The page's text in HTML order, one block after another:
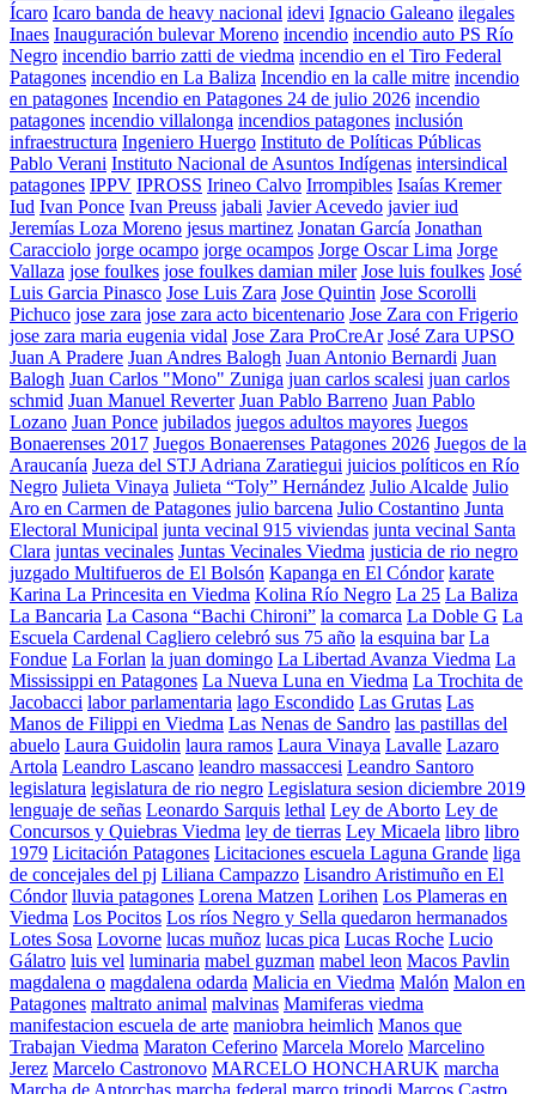
Ícaro Icaro banda de heavy nacional idevi Ignacio Galeano ilegales
Inaes Inauguración bulevar Moreno incendio incendio auto PS Río
Negro incendio barrio zatti de viedma incendio en el Tiro Federal
Patagones incendio en La Baliza Incendio en la calle mitre incendio
en patagones Incendio en Patagones 24 de julio 2026 incendio
patagones incendio villalonga incendios patagones inclusión
infraestructura Ingeniero Huergo Instituto de Políticas Públicas
Pablo Verani Instituto Nacional de Asuntos Indígenas intersindical
patagones IPPV IPROSS Irineo Calvo Irrompibles Isaías Kremer
Iud Ivan Ponce Ivan Preuss jabali Javier Acevedo javier iud
Jeremías Loza Moreno jesus martinez Jonatan García Jonathan
Caracciolo jorge ocampo jorge ocampos Jorge Oscar Lima Jorge
Vallaza jose foulkes jose foulkes damian miler Jose luis foulkes José
Luis Garcia Pinasco Jose Luis Zara Jose Quintin Jose Scorolli
Pichuco jose zara jose zara acto bicentenario Jose Zara con Frigerio
jose zara maria eugenia vidal Jose Zara ProCreAr José Zara UPSO
Juan A Pradere Juan Andres Balogh Juan Antonio Bernardi Juan
Balogh Juan Carlos "Mono" Zuniga juan carlos scalesi juan carlos
schmid Juan Manuel Reverter Juan Pablo Barreno Juan Pablo
Lozano Juan Ponce jubilados juegos adultos mayores Juegos
Bonaerenses 2017 Juegos Bonaerenses Patagones 2026 Juegos de la
Araucanía Jueza del STJ Adriana Zaratiegui juicios políticos en Río
Negro Julieta Vinaya Julieta “Toly” Hernández Julio Alcalde Julio
Aro en Carmen de Patagones julio barcena Julio Costantino Junta
Electoral Municipal junta vecinal 915 viviendas junta vecinal Santa
Clara juntas vecinales Juntas Vecinales Viedma justicia de rio negro
juzgado Multifueros de El Bolsón Kapanga en El Cóndor karate
Karina La Princesita en Viedma Kolina Río Negro La 25 La Baliza
La Bancaria La Casona “Bachi Chironi” la comarca La Doble G La
Escuela Cardenal Cagliero celebró sus 75 año la esquina bar La
Fondue La Forlan la juan domingo La Libertad Avanza Viedma La
Mississippi en Patagones La Nueva Luna en Viedma La Trochita de
Jacobacci labor parlamentaria lago Escondido Las Grutas Las
Manos de Filippi en Viedma Las Nenas de Sandro las pastillas del
abuelo Laura Guidolin laura ramos Laura Vinaya Lavalle Lazaro
Artola Leandro Lascano leandro massaccesi Leandro Santoro
legislatura legislatura de rio negro Legislatura sesion diciembre 2019
lenguaje de señas Leonardo Sarquis lethal Ley de Aborto Ley de
Concursos y Quiebras Viedma ley de tierras Ley Micaela libro libro
1979 Licitación Patagones Licitaciones escuela Laguna Grande liga
de concejales del pj Liliana Campazzo Lisandro Aristimuño en El
Cóndor lluvia patagones Lorena Matzen Lorihen Los Plameras en
Viedma Los Pocitos Los ríos Negro y Sella quedaron hermanados
Lotes Sosa Lovorne lucas muñoz lucas pica Lucas Roche Lucio
Gálatro luis vel luminaria mabel guzman mabel leon Macos Pavlin
magdalena o magdalena odarda Malicia en Viedma Malón Malon en
Patagones maltrato animal malvinas Mamiferas viedma
manifestacion escuela de arte maniobra heimlich Manos que
Trabajan Viedma Maraton Ceferino Marcela Morelo Marcelino
Jerez Marcelo Castronovo MARCELO HONCHARUK marcha
Marcha de Antorchas marcha federal marco tripodi Marcos Castro